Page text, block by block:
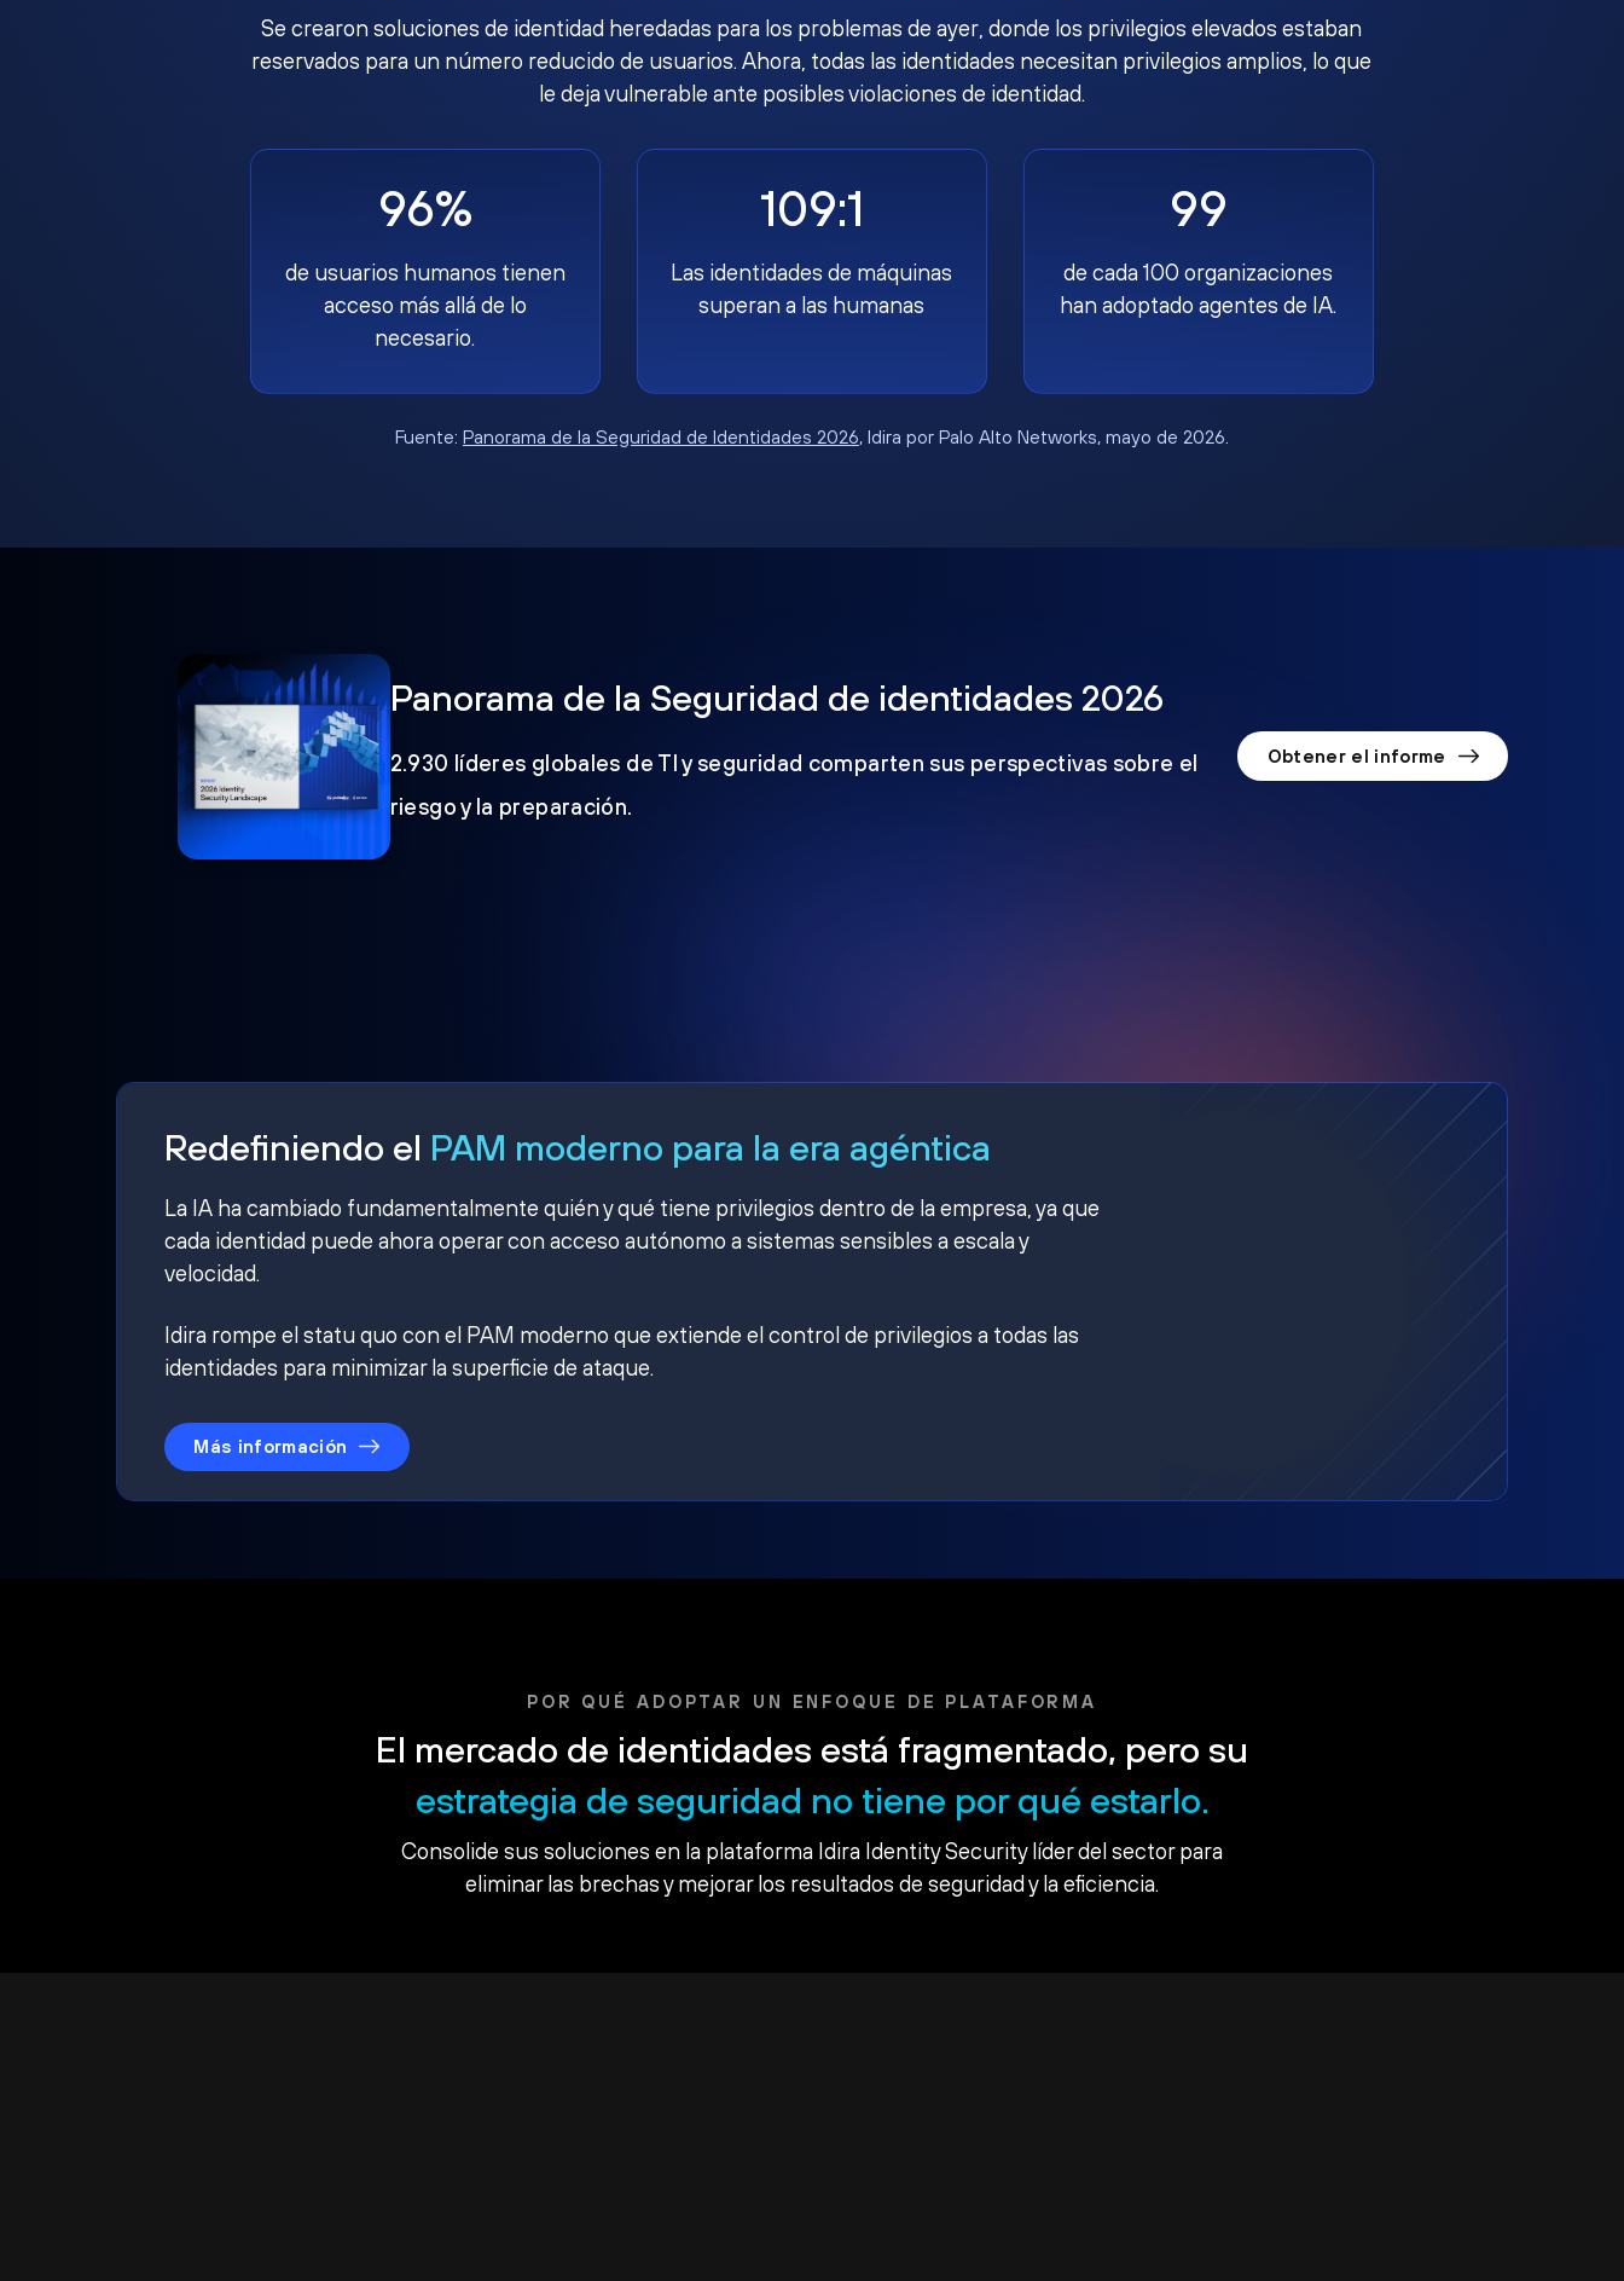
Se crearon soluciones de identidad heredadas para los problemas de ayer, donde los privilegios elevados estaban
reservados para un número reducido de usuarios. Ahora, todas las identidades necesitan privilegios amplios, lo que
le deja vulnerable ante posibles violaciones de identidad.
96%
de usuarios humanos tienen
acceso más allá de lo
necesario.
109:1
Las identidades de máquinas
superan a las humanas
99
de cada 100 organizaciones
han adoptado agentes de IA.
Fuente: Panorama de la Seguridad de Identidades 2026, Idira por Palo Alto Networks, mayo de 2026.
Panorama de la Seguridad de identidades 2026
2.930 líderes globales de TI y seguridad comparten sus perspectivas sobre el
riesgo y la preparación.
Obtener el informe
Redefiniendo el PAM moderno para la era agéntica
La IA ha cambiado fundamentalmente quién y qué tiene privilegios dentro de la empresa, ya que
cada identidad puede ahora operar con acceso autónomo a sistemas sensibles a escala y
velocidad.
Idira rompe el statu quo con el PAM moderno que extiende el control de privilegios a todas las
identidades para minimizar la superficie de ataque.
Más información
POR QUÉ ADOPTAR UN ENFOQUE DE PLATAFORMA
El mercado de identidades está fragmentado, pero su
estrategia de seguridad no tiene por qué estarlo.
Consolide sus soluciones en la plataforma Idira Identity Security líder del sector para
eliminar las brechas y mejorar los resultados de seguridad y la eficiencia.